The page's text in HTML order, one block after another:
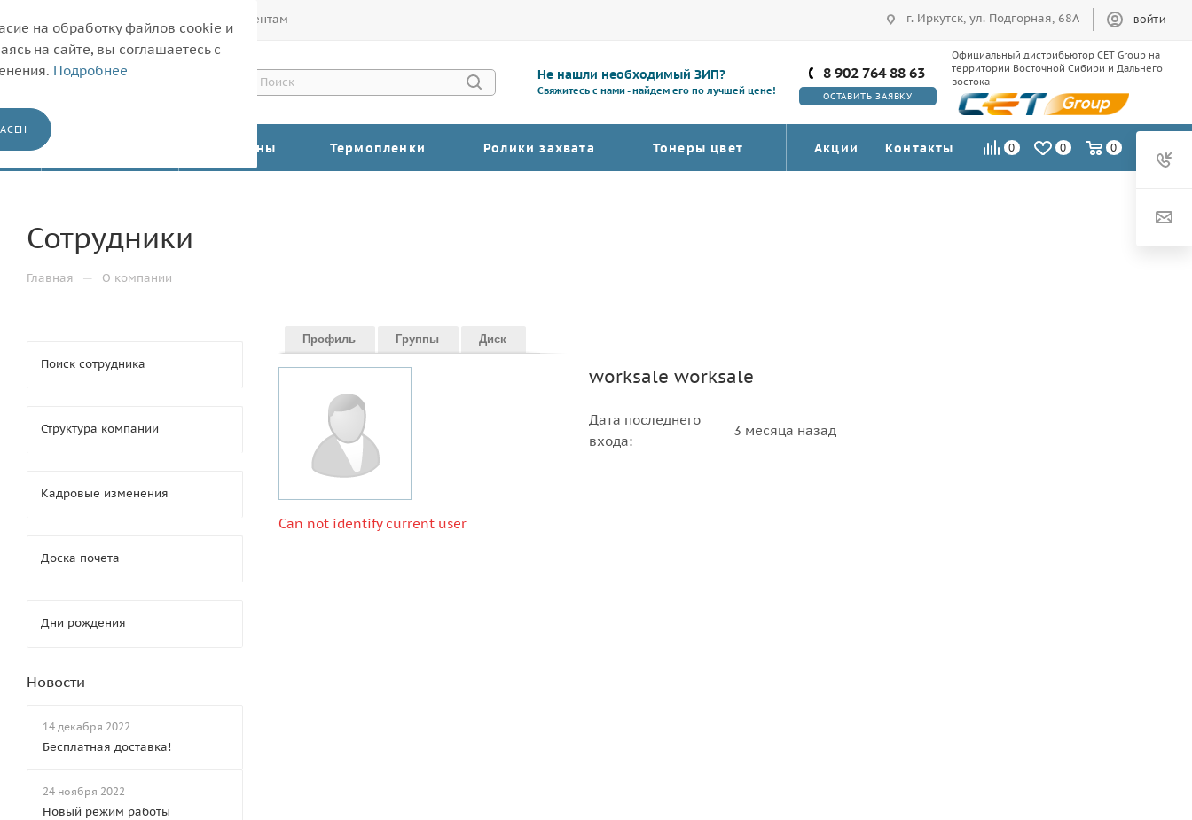
Корпоративным клиентам г. Иркутск, ул. Подгорная, 68А ВОЙТИ
Не нашли необходимый ЗИП?
Свяжитесь с нами - найдем его по лучшей цене!
8 902 764 88 63
ОСТАВИТЬ ЗАЯВКУ
Официальный дистрибьютор CET Group на
территории Восточной Сибири и Дальнего
востока
Барабаны Термопленки Ролики захвата Тонеры цвет Акции Контакты 0 0 0
Сотрудники
Главная — О компании
Профиль Группы Диск
worksale worksale
Дата последнего
входа:
3 месяца назад
Can not identify current user
Поиск сотрудника
Структура компании
Кадровые изменения
Доска почета
Дни рождения
Новости
14 декабря 2022
Бесплатная доставка!
24 ноября 2022
Новый режим работы
на обработку файлов cookie и
на сайте, вы соглашаетесь с
Подробнее